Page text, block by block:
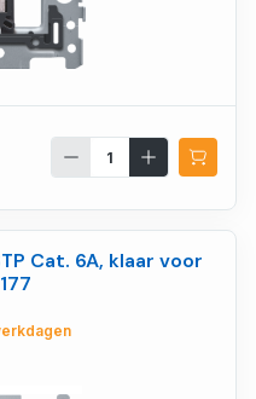
Cat. 6A, klaar voor